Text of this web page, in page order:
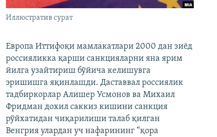
Иллюстратив сурат
Европа Иттифоқи мамлакатлари 2000 дан зиёд
россияликка қарши санкцияларни яна ярим
йилга узайтириш бўйича келишувга
эришишга яқинлашди. Даставвал россиялик
тадбиркорлар Алишер Усмонов ва Михаил
Фридман дохил саккиз кишини санкция
рўйхатидан чиқарилиши талаб қилган
Венгрия улардан уч нафарининг “қора